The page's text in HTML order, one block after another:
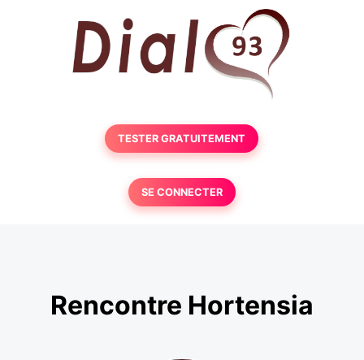
TESTER GRATUITEMENT
SE CONNECTER
Rencontre Hortensia